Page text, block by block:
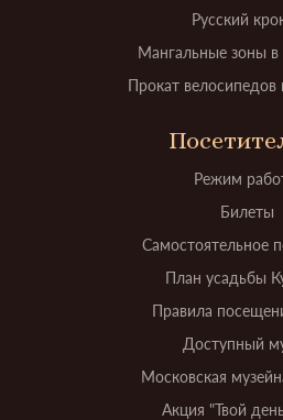
Русский
Мангальные зоны в
Прокат велосипедов
Режим
Билеты
Самостоятельное
План усадьбы
Правила
Доступный
Московская
Акция "Твой